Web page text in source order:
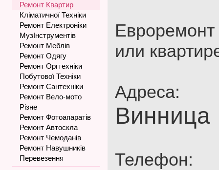
Ремонт Квартир
Кліматичної Техніки
Ремонт Електроніки
МузІнструментів
Ремонт Меблів
Ремонт Одягу
Ремонт Оргтехніки
Побутової Техніки
Ремонт Сантехніки
Ремонт Вело-мото
Різне
Ремонт Фотоапаратів
Ремонт Автоскла
Ремонт Чемоданів
Ремонт Навушників
Перевезення
или
Адреса:
Винница
Телефон: